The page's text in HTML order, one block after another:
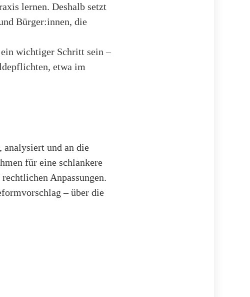
lernen. Deshalb setzt
Bürger:innen, die
wichtiger Schritt sein –
etwa im
analysiert und an die
für eine schlankere
Anpassungen.
– über die